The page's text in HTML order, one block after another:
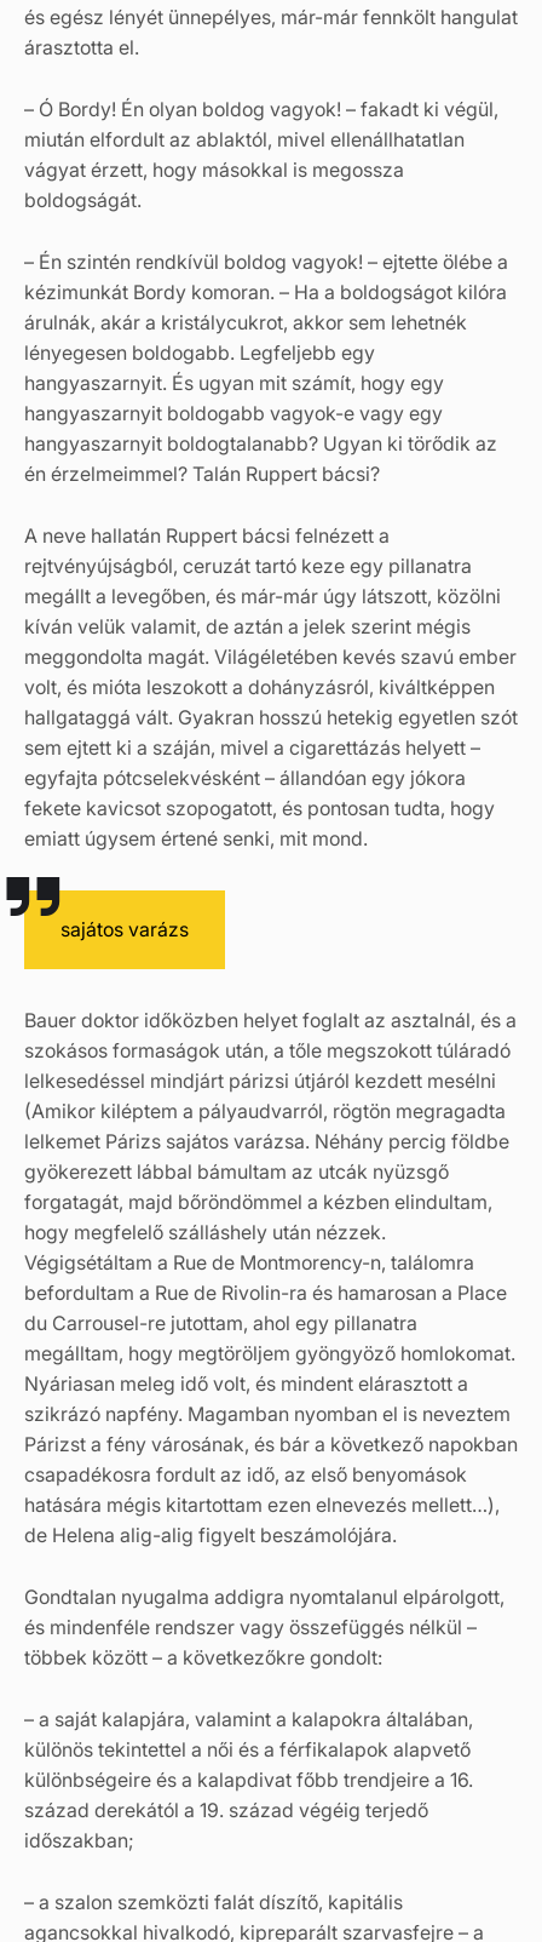
és egész lényét ünnepélyes, már-már fennkölt hangulat
árasztotta el.
– Ó Bordy! Én olyan boldog vagyok! – fakadt ki végül,
miután elfordult az ablaktól, mivel ellenállhatatlan
vágyat érzett, hogy másokkal is megossza
boldogságát.
– Én szintén rendkívül boldog vagyok! – ejtette ölébe a
kézimunkát Bordy komoran. – Ha a boldogságot kilóra
árulnák, akár a kristálycukrot, akkor sem lehetnék
lényegesen boldogabb. Legfeljebb egy
hangyaszarnyit. És ugyan mit számít, hogy egy
hangyaszarnyit boldogabb vagyok-e vagy egy
hangyaszarnyit boldogtalanabb? Ugyan ki törődik az
én érzelmeimmel? Talán Ruppert bácsi?
A neve hallatán Ruppert bácsi felnézett a
rejtvényújságból, ceruzát tartó keze egy pillanatra
megállt a levegőben, és már-már úgy látszott, közölni
kíván velük valamit, de aztán a jelek szerint mégis
meggondolta magát. Világéletében kevés szavú ember
volt, és mióta leszokott a dohányzásról, kiváltképpen
hallgataggá vált. Gyakran hosszú hetekig egyetlen szót
sem ejtett ki a száján, mivel a cigarettázás helyett –
egyfajta pótcselekvésként – állandóan egy jókora
fekete kavicsot szopogatott, és pontosan tudta, hogy
emiatt úgysem értené senki, mit mond.
sajátos varázs
Bauer doktor időközben helyet foglalt az asztalnál, és a
szokásos formaságok után, a tőle megszokott túláradó
lelkesedéssel mindjárt párizsi útjáról kezdett mesélni
(Amikor kiléptem a pályaudvarról, rögtön megragadta
lelkemet Párizs sajátos varázsa. Néhány percig földbe
gyökerezett lábbal bámultam az utcák nyüzsgő
forgatagát, majd bőröndömmel a kézben elindultam,
hogy megfelelő szálláshely után nézzek.
Végigsétáltam a Rue de Montmorency-n, találomra
befordultam a Rue de Rivolin-ra és hamarosan a Place
du Carrousel-re jutottam, ahol egy pillanatra
megálltam, hogy megtöröljem gyöngyöző homlokomat.
Nyáriasan meleg idő volt, és mindent elárasztott a
szikrázó napfény. Magamban nyomban el is neveztem
Párizst a fény városának, és bár a következő napokban
csapadékosra fordult az idő, az első benyomások
hatására mégis kitartottam ezen elnevezés mellett…),
de Helena alig-alig figyelt beszámolójára.
Gondtalan nyugalma addigra nyomtalanul elpárolgott,
és mindenféle rendszer vagy összefüggés nélkül –
többek között – a következőkre gondolt:
– a saját kalapjára, valamint a kalapokra általában,
különös tekintettel a női és a férfikalapok alapvető
különbségeire és a kalapdivat főbb trendjeire a 16.
század derekától a 19. század végéig terjedő
időszakban;
– a szalon szemközti falát díszítő, kapitális
agancsokkal hivalkodó, kipreparált szarvasfejre – a